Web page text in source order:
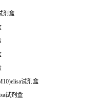
剂盒
试剂盒
试剂盒